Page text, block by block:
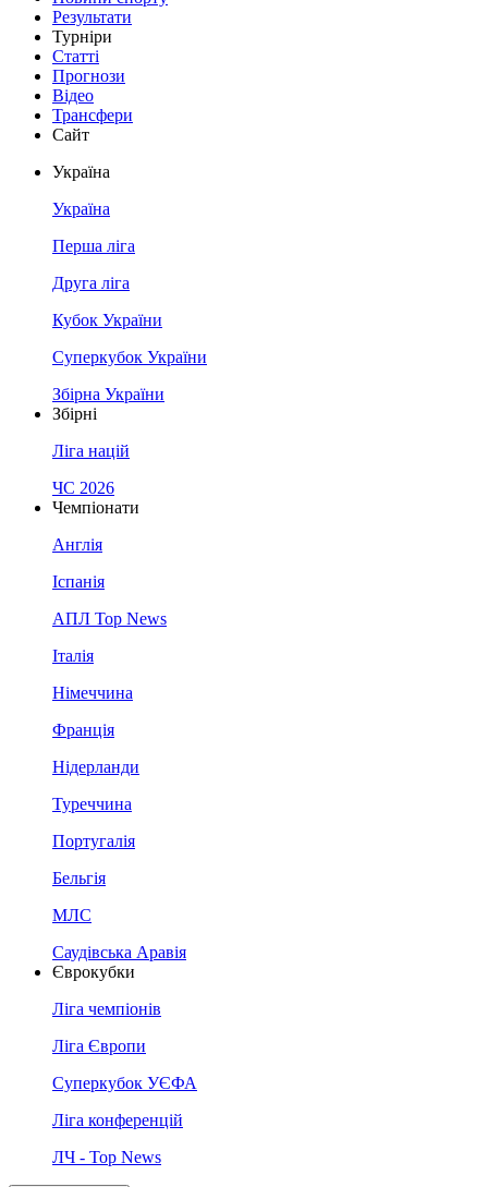
Результати
Турніри
Статті
Прогнози
Відео
Трансфери
Сайт
Україна
Україна
Перша ліга
Друга ліга
Кубок України
Суперкубок України
Збірна України
Збірні
Ліга націй
ЧС 2026
Чемпіонати
Англія
Іспанія
АПЛ Top News
Італія
Німеччина
Франція
Нідерланди
Туреччина
Португалія
Бельгія
МЛС
Саудівська Аравія
Єврокубки
Ліга чемпіонів
Ліга Європи
Суперкубок УЄФА
Ліга конференцій
ЛЧ - Top News